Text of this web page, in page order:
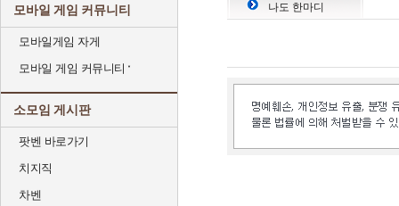
모바일 게임 커뮤니티
모바일게임 자게
모바일 게임 커뮤니티
소모임 게시판
팟벤 바로가기
치지직
차벤
나도 한마디